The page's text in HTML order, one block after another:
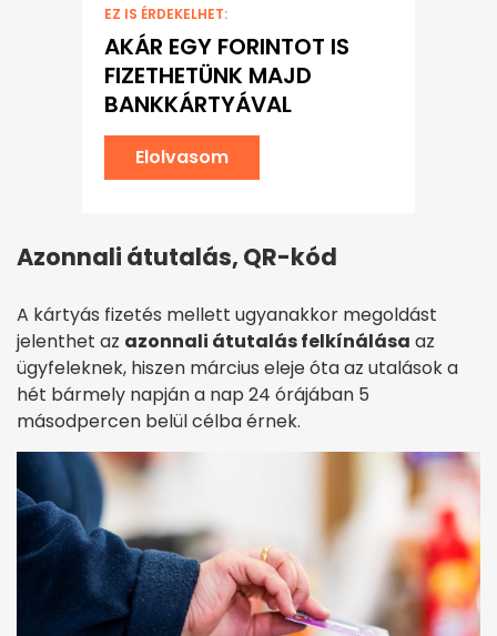
EZ IS ÉRDEKELHET:
AKÁR EGY FORINTOT IS
FIZETHETÜNK MAJD
BANKKÁRTYÁVAL
Elolvasom
Azonnali átutalás, QR-kód
A kártyás fizetés mellett ugyanakkor megoldást
jelenthet az azonnali átutalás felkínálása az
ügyfeleknek, hiszen március eleje óta az utalások a
hét bármely napján a nap 24 órájában 5
másodpercen belül célba érnek.